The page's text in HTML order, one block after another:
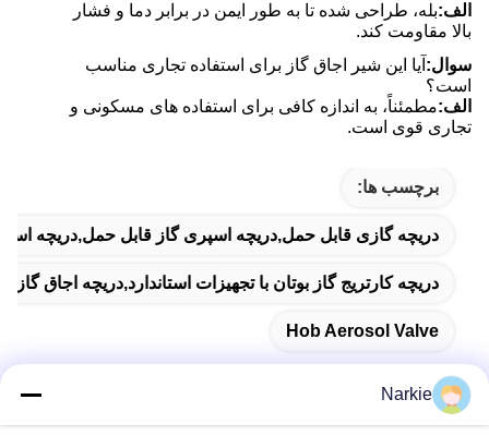
الف:بله، طراحی شده تا به طور ایمن در برابر دما و فشار
بالا مقاومت کند.
سوال: آیا این شیر اجاق گاز برای استفاده تجاری مناسب
است؟
الف:مطمئناً، به اندازه کافی برای استفاده های مسکونی و
تجاری قوی است.
برچسب ها:
دریچه گازی قابل حمل,دریچه اسپری گاز قابل حمل,دریچه
دریچه کارتریج گاز بوتان با تجهیزات استاندارد,دریچه اجاق
Hob Aerosol Valve
Narkie